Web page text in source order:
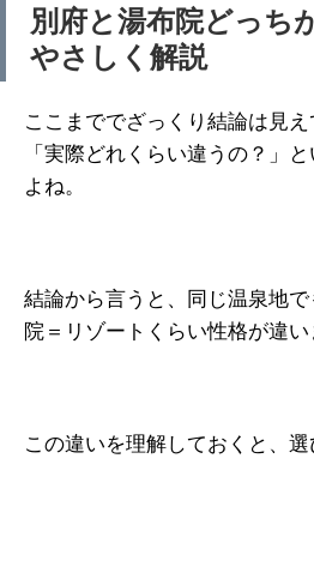
別府と湯布院どっち
やさしく解説
ここまででざっくり結論は見え
「実際どれくらい違うの？」
よね。
結論から言うと、同じ温泉地
院＝リゾートくらい性格が違い
この違いを理解しておくと、選